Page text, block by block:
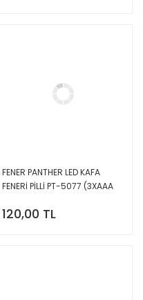
FENER PANTHER LED KAFA
FENERİ PİLLİ PT-5077 (3XAAA
120,00 TL